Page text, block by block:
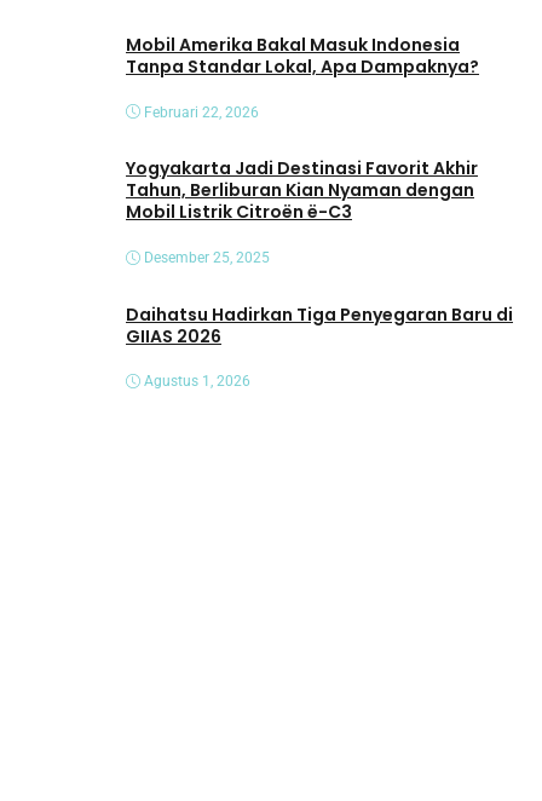
Mobil Amerika Bakal Masuk Indonesia
Tanpa Standar Lokal, Apa Dampaknya?
Februari 22, 2026
Yogyakarta Jadi Destinasi Favorit Akhir
Tahun, Berliburan Kian Nyaman dengan
Mobil Listrik Citroën ë-C3
Desember 25, 2025
Daihatsu Hadirkan Tiga Penyegaran Baru di
GIIAS 2026
Agustus 1, 2026